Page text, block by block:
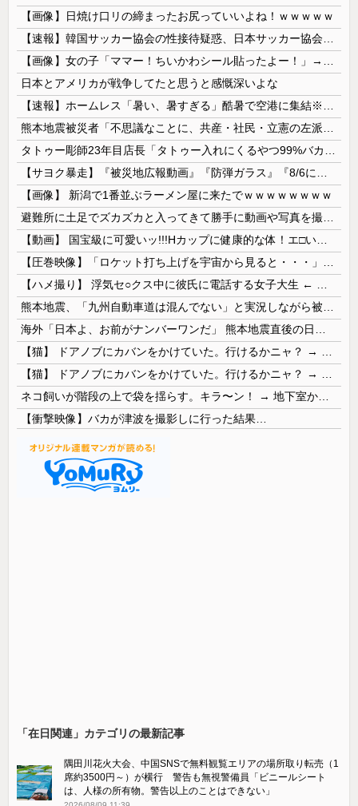
【画像】日焼け口リの締まったお尻っていいよね！ｗｗｗｗｗ
日本とアメリカが戦争してたと思うと感慨深いよな
【画像】 新潟で1番並ぶラーメン屋に来たでｗｗｗｗｗｗｗｗ
【衝撃映像】バカが津波を撮影しに行った結果…
「在日関連」カテゴリの最新記事
隅田川花火大会、中国SNSで無料観覧エリアの場所取り転売（1
席約3500円～）が横行 警告も無視警備員「ビニールシート
は、人様の所有物。警告以上のことはできない」